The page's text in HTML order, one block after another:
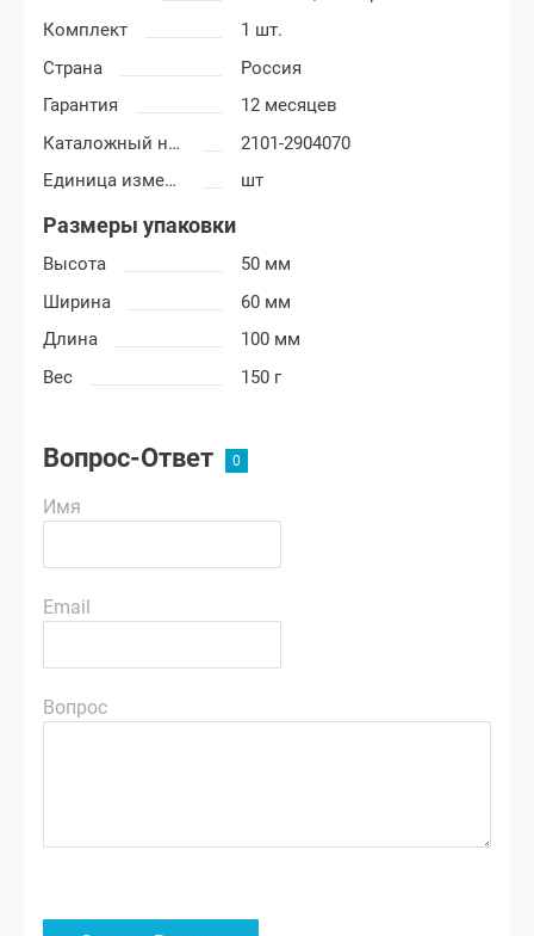
Комплект
1 шт.
Страна
Россия
Гарантия
12 месяцев
Каталожный номер
2101-2904070
Единица измерения
шт
Размеры упаковки
Высота
50 мм
Ширина
60 мм
Длина
100 мм
Вес
150 г
Вопрос-Ответ
Имя
Email
Вопрос